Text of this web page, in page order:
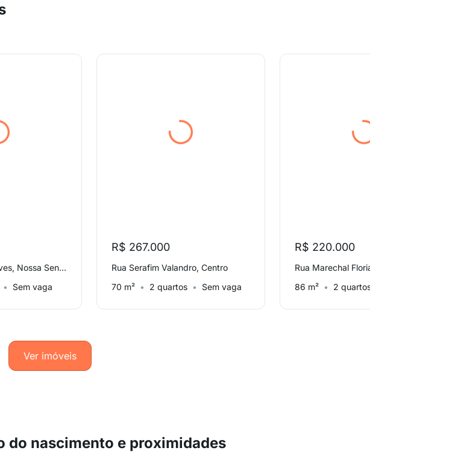
Rua Bento Gonçalves, Nossa Senhora das Dores
Sem vaga
R$ 267.000
Rua Serafim Valandro, Centro
70 m²
2 quartos Sem vaga
R$ 220.000
86 m²
2 quartos
Ver imóveis
do nascimento e proximidades